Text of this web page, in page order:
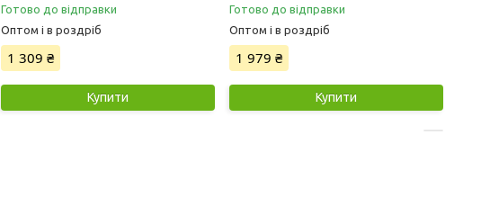
Готово до відправки
Оптом і в роздріб
1 309 ₴
Купити
Готово до відправки
Оптом і в роздріб
1 979 ₴
Купити